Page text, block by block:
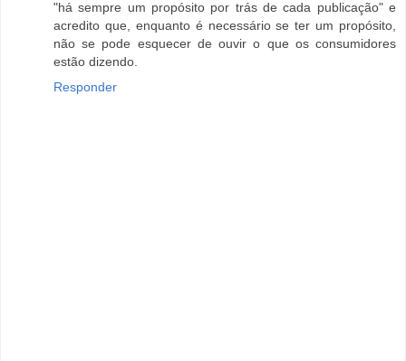
"há sempre um propósito por trás de cada publicação" e
acredito que, enquanto é necessário se ter um propósito,
não se pode esquecer de ouvir o que os consumidores
estão dizendo.
Responder